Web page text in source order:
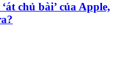
chủ bài’ của Apple,